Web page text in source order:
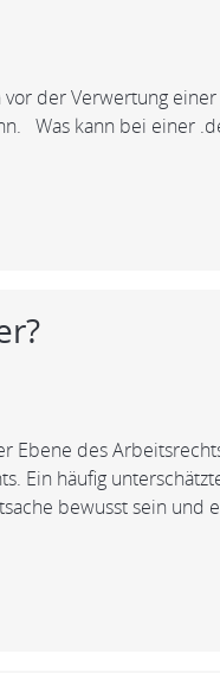
der Verwertung
Was kann bei einer
des
Ein häufig
bewusst sein und